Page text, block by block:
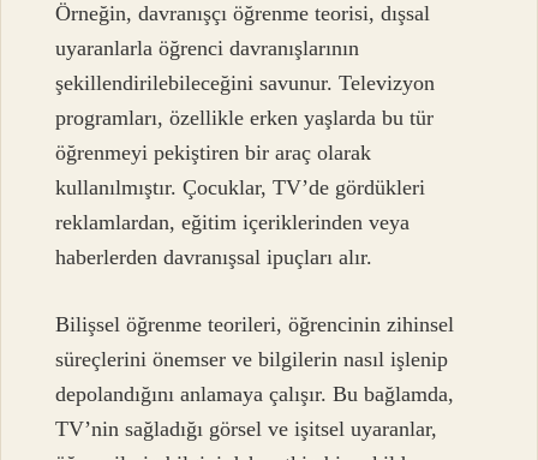
Örneğin, davranışçı öğrenme teorisi, dışsal
uyaranlarla öğrenci davranışlarının
şekillendirilebileceğini savunur. Televizyon
programları, özellikle erken yaşlarda bu tür
öğrenmeyi pekiştiren bir araç olarak
kullanılmıştır. Çocuklar, TV’de gördükleri
reklamlardan, eğitim içeriklerinden veya
haberlerden davranışsal ipuçları alır.
Bilişsel öğrenme teorileri, öğrencinin zihinsel
süreçlerini önemser ve bilgilerin nasıl işlenip
depolandığını anlamaya çalışır. Bu bağlamda,
TV’nin sağladığı görsel ve işitsel uyaranlar,